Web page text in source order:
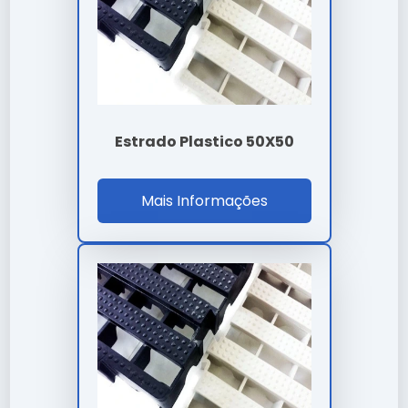
Facilidade de instalação e integração em sistemas
Design moderno que facilita a inspeção e limpeza
Economia gerada pela alta vida útil do componente
A definição de valores paraestrado plastico
leva em conta a complexidade técnica e o
volume da sua necessidade. Trabalhamos com
propostas personalizadas para garantir o melhor
custo-benefício em cada projeto.
Onde Comprar Estrado Plastico
50X50X5
Para garantir a procedência e qualidade técnica,
Estrado Plastico 50X50
Mais Informações